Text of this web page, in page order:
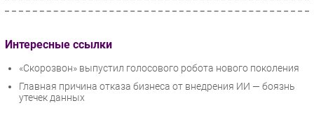
Интересные ссылки
«Скорозвон» выпустил голосового робота нового поколения
Главная причина отказа бизнеса от внедрения ИИ — боязнь
утечек данных